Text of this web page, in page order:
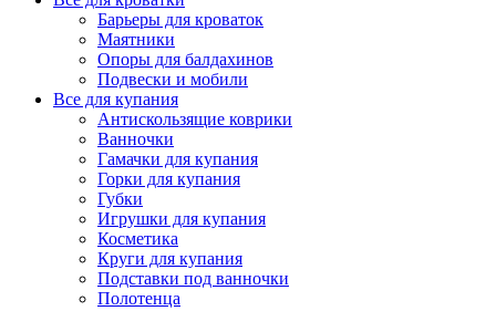
Барьеры для кроваток
Маятники
Опоры для балдахинов
Подвески и мобили
Все для купания
Антискользящие коврики
Ванночки
Гамачки для купания
Горки для купания
Губки
Игрушки для купания
Косметика
Круги для купания
Подставки под ванночки
Полотенца